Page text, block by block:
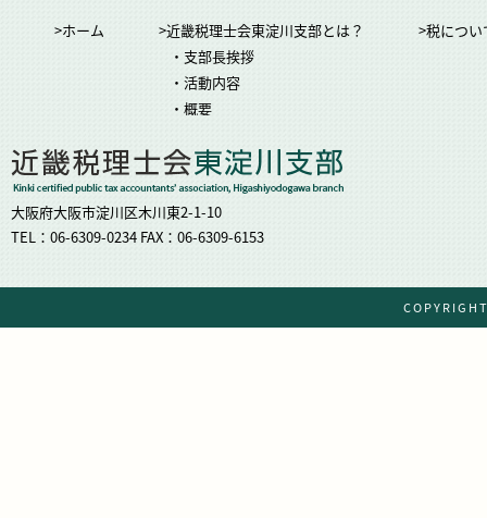
>ホーム
>近畿税理士会東淀川支部とは？
・支部長挨拶
・活動内容
・概要
>税につ
大阪府大阪市淀川区木川東2-1-10
TEL：06-6309-0234 FAX：06-6309-6153